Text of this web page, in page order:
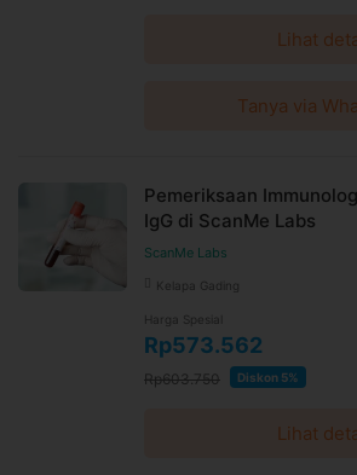
Lihat
Tanya via
Pemeriksaan
IgG di ScanMe Labs
ScanMe Labs
Kelapa Gading
Harga Spesial
Rp573.562
Rp603.750 Diskon 5%
Lihat